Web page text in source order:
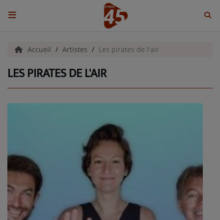
ACCUEIL
Emissions
LES ASSOCIÉS DU JOUR
LA CHRONIQUE ENVIRONNEMENTALE
LA CHRONIQUE MUSICALE
Accueil Artistes Les pirates de l'air
LES PIRATES DE L'AIR